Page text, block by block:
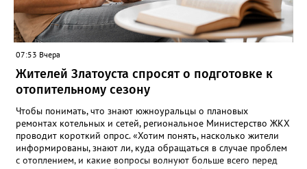
07:53 Вчера
Жителей Златоуста спросят о подготовке к
отопительному сезону
Чтобы понимать, что знают южноуральцы о плановых
ремонтах котельных и сетей, региональное Министерство ЖКХ
проводит короткий опрос. «Хотим понять, насколько жители
информированы, знают ли, куда обращаться в случае проблем
с отоплением, и какие вопросы волнуют больше всего перед